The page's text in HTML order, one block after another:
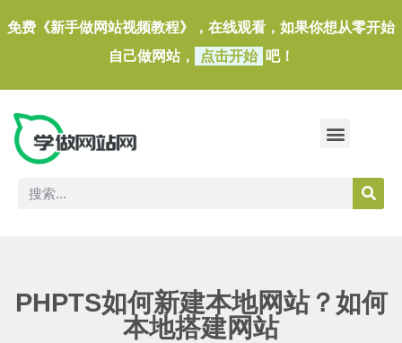
免费《新手做网站视频教程》，在线观看，如果你想从零开始
自己做网站，
点击开始 吧！
PHPTS如何新建本地网站？如何
本地搭建网站